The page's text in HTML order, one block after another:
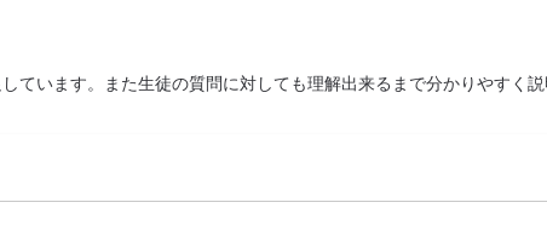
います。また生徒の質問に対しても理解出来るまで分かりやすく説